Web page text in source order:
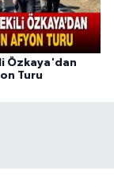
Özkaya'dan
Turu